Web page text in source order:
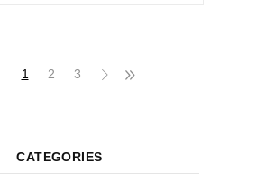
1 2 3
CATEGORIES